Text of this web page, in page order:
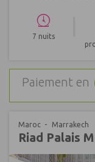
7 nuits
Paiement en
Maroc Marrakech
Riad Palais